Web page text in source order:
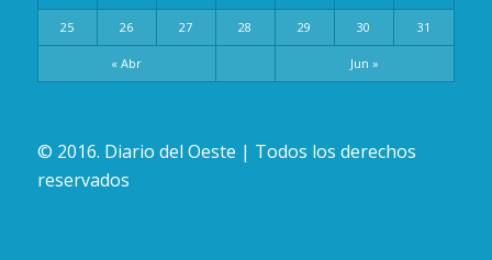
« Abr Jun »
25 26 27 28 29 30 31
© 2016. Diario del Oeste | Todos los derechos
reservados